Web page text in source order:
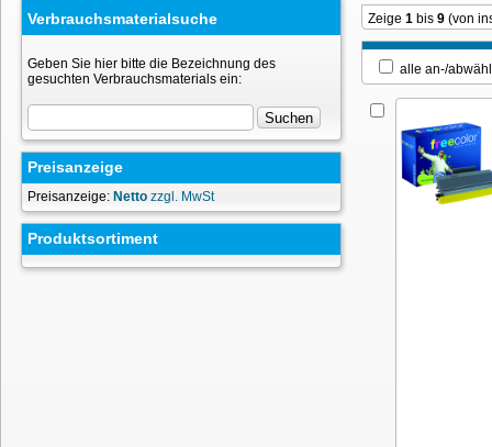
Verbrauchsmaterialsuche
Geben Sie hier bitte die Bezeichnung des
gesuchten Verbrauchsmaterials ein:
Preisanzeige
Preisanzeige: Netto zzgl. MwSt
Produktsortiment
Zeige 1 bis 9 (von
alle an-/